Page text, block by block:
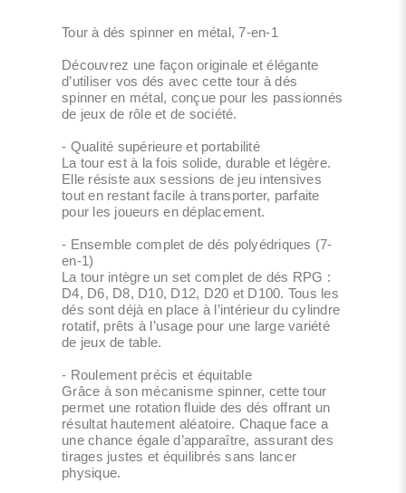
Tour à dés spinner en métal, 7-en-1
Découvrez une façon originale et élégante
d’utiliser vos dés avec cette tour à dés
spinner en métal, conçue pour les passionnés
de jeux de rôle et de société.
- Qualité supérieure et portabilité
La tour est à la fois solide, durable et légère.
Elle résiste aux sessions de jeu intensives
tout en restant facile à transporter, parfaite
pour les joueurs en déplacement.
- Ensemble complet de dés polyédriques (7-
en-1)
La tour intègre un set complet de dés RPG :
D4, D6, D8, D10, D12, D20 et D100. Tous les
dés sont déjà en place à l’intérieur du cylindre
rotatif, prêts à l’usage pour une large variété
de jeux de table.
- Roulement précis et équitable
Grâce à son mécanisme spinner, cette tour
permet une rotation fluide des dés offrant un
résultat hautement aléatoire. Chaque face a
une chance égale d’apparaître, assurant des
tirages justes et équilibrés sans lancer
physique.